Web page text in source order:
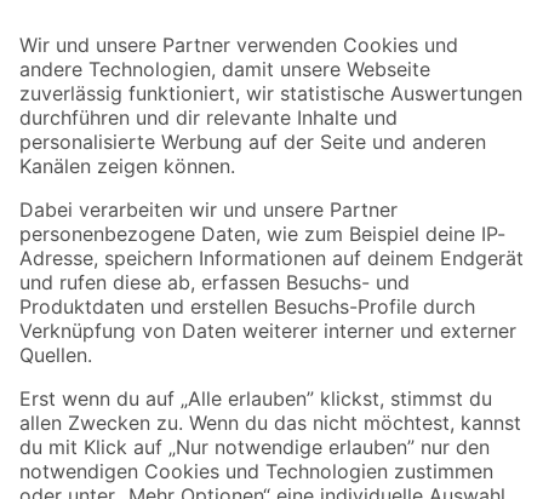
Der toom Newsletter: Keine Angebote und Aktionen mehr verpassen!
Zur Newsletter Anmeldung
Folge uns
Zahlungsarten Versandarten
Sicher einkaufen
Jetzt die toom-App herunterladen